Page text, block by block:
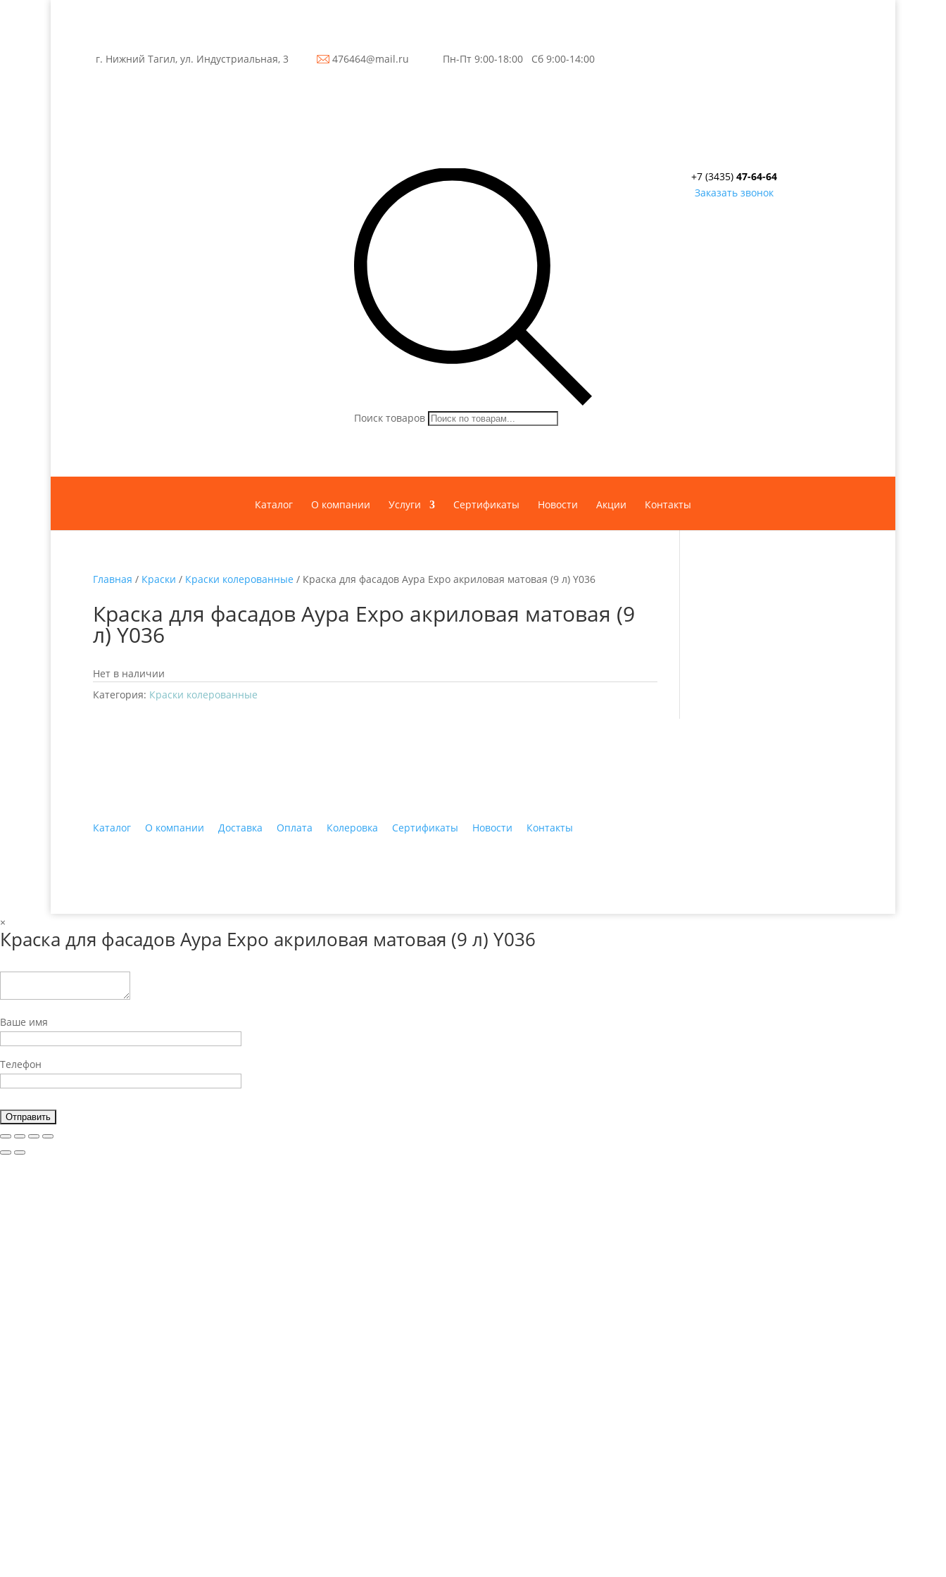
г. Нижний Тагил, ул. Индустриальная, 3 476464@mail.ru Пн-Пт 9:00-18:00 Сб 9:00-14:00
Поиск товаров
+7 (3435) 47-64-64
Заказать звонок
Каталог О компании Услуги Сертификаты Новости Акции Контакты
Главная / Краски / Краски колерованные / Краска для фасадов Аура Expo акриловая матовая (9 л) Y036
Краска для фасадов Аура Expo акриловая матовая (9
л) Y036
Нет в наличии
Категория: Краски колерованные
Каталог О компании Доставка Оплата Колеровка Сертификаты Новости Контакты
×
Краска для фасадов Аура Expo акриловая матовая (9 л) Y036
Ваше имя
Телефон